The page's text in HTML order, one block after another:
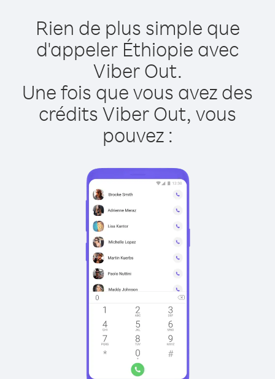
Rien de plus simple que
d'appeler Éthiopie avec
Viber Out.
Une fois que vous avez des
crédits Viber Out, vous
pouvez :